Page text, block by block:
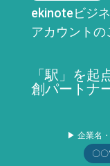
ekinoteビジ
アカウントの
「駅」を
創パートナ
▶ 企業名
〇